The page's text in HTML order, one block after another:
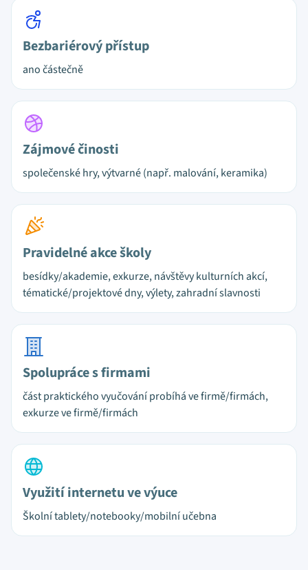
Bezbariérový přístup
ano částečně
Zájmové činosti
společenské hry, výtvarné (např. malování, keramika)
Pravidelné akce školy
besídky/akademie, exkurze, návštěvy kulturních akcí,
tématické/projektové dny, výlety, zahradní slavnosti
Spolupráce s firmami
část praktického vyučování probíhá ve firmě/firmách,
exkurze ve firmě/firmách
Využití internetu ve výuce
Školní tablety/notebooky/mobilní učebna